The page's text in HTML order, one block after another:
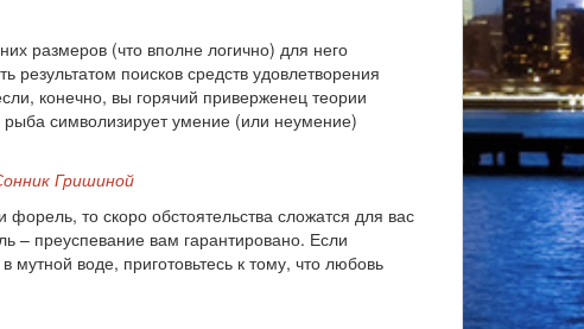
размеров (что вполне логично) для него
поисков средств удовлетворения
конечно, вы горячий приверженец теории
символизирует умение (или неумение)
Гришиной
то скоро обстоятельства сложатся для вас
– преуспевание вам гарантировано. Если
воде, приготовьтесь к тому, что любовь